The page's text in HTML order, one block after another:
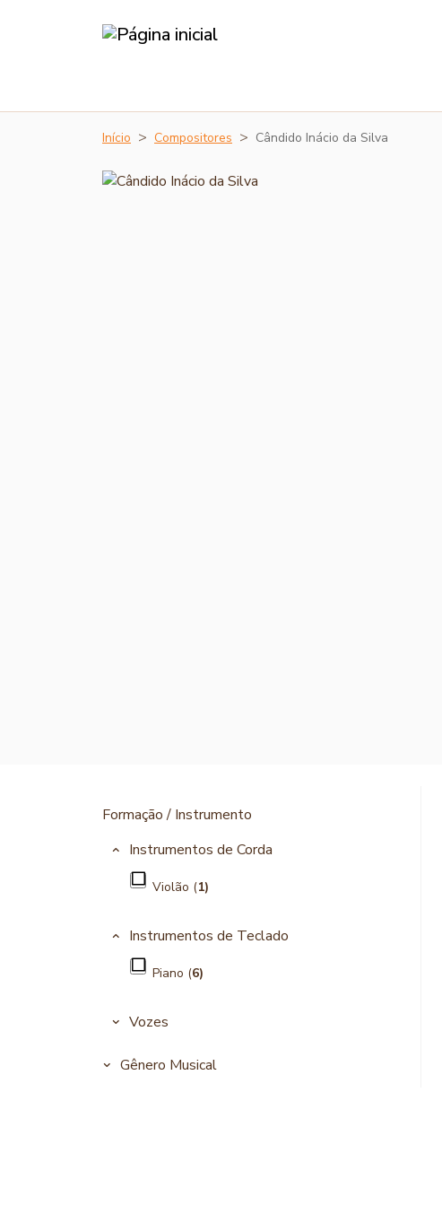
Início Compositores Cândido Inácio da Silva
Formação / Instrumento
Instrumentos de Corda
Violão (1)
Instrumentos de Teclado
Piano (6)
Vozes
Gênero Musical